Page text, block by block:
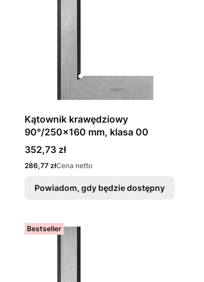
Kątownik krawędziowy
90°/250x160 mm, klasa 00
Cena
352,73 zł
Cena
286,77 złCena netto
Powiadom, gdy będzie dostępny
Bestseller